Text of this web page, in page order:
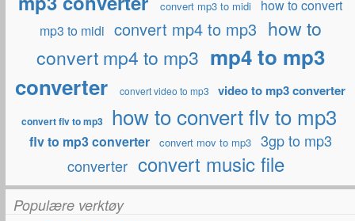
convert mp3 to midi
how to convert
mp3 to midi convert mp4 to mp3 how to
convert mp4 to mp3 mp4 to mp3
converter
convert video to mp3 video to mp3 converter
convert flv to mp3 how to convert flv to mp3
flv to mp3 converter convert mov to mp3
3gp to mp3
converter convert music file
Populære verktøy